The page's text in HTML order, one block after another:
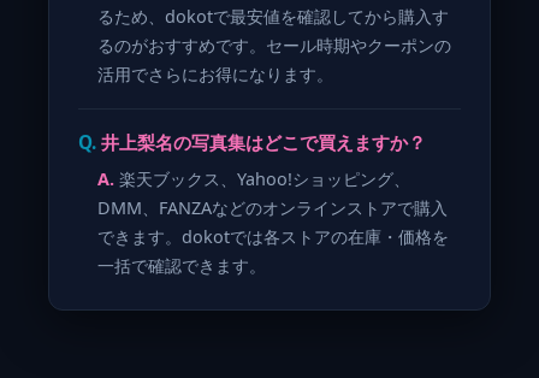
るため、dokotで最安値を確認してから購入す
るのがおすすめです。セール時期やクーポンの
活用でさらにお得になります。
井上梨名の写真集はどこで買えますか？
楽天ブックス、Yahoo!ショッピング、
DMM、FANZAなどのオンラインストアで購入
できます。dokotでは各ストアの在庫・価格を
一括で確認できます。